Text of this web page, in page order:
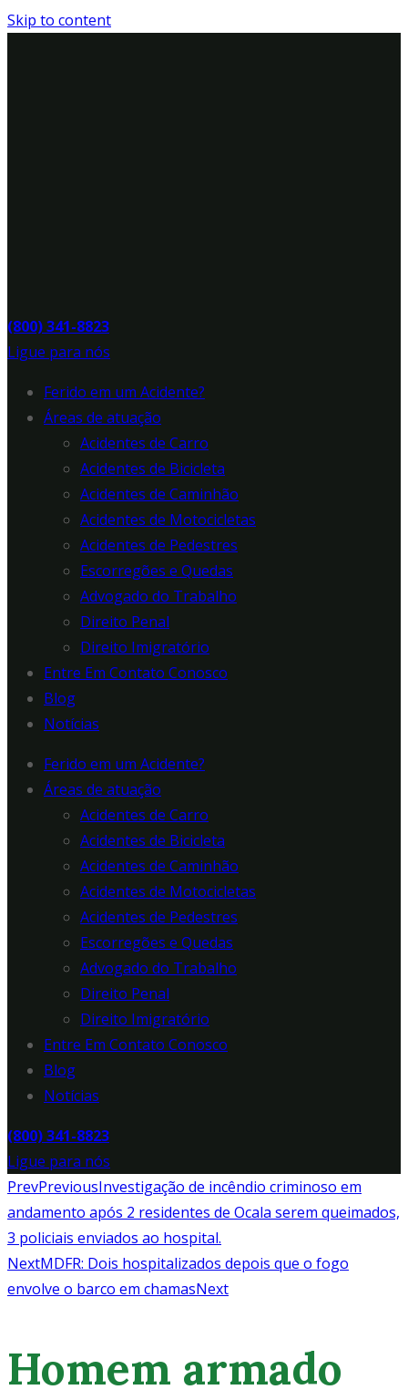
Skip to content
(800) 341-8823
Ligue para nós
Ferido em um Acidente?
Áreas de atuação
Acidentes de Carro
Acidentes de Bicicleta
Acidentes de Caminhão
Acidentes de Motocicletas
Acidentes de Pedestres
Escorregões e Quedas
Advogado do Trabalho
Direito Penal
Direito Imigratório
Entre Em Contato Conosco
Blog
Notícias
Ferido em um Acidente?
Áreas de atuação
Acidentes de Carro
Acidentes de Bicicleta
Acidentes de Caminhão
Acidentes de Motocicletas
Acidentes de Pedestres
Escorregões e Quedas
Advogado do Trabalho
Direito Penal
Direito Imigratório
Entre Em Contato Conosco
Blog
Notícias
(800) 341-8823
Ligue para nós
PrevPreviousInvestigação de incêndio criminoso em
andamento após 2 residentes de Ocala serem queimados,
3 policiais enviados ao hospital.
NextMDFR: Dois hospitalizados depois que o fogo
envolve o barco em chamasNext
Homem armado